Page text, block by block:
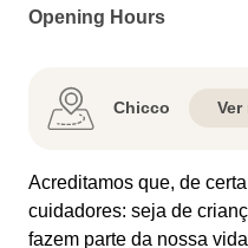
Opening Hours
Chicco Ver
Acreditamos que, de
cuidadores: seja de
fazem parte da nossa